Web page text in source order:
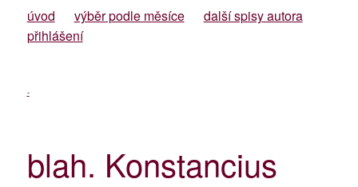
úvod výběr podle měsíce
další spisy autora
přihlášení
-
blah. Konstancius